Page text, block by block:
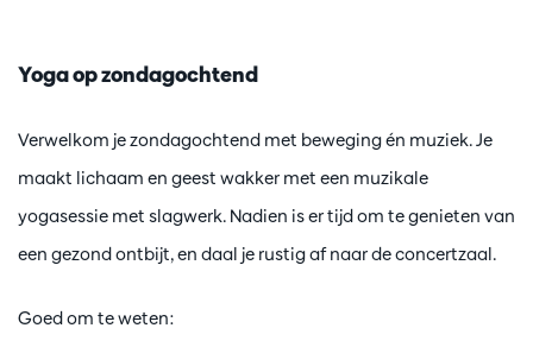
Yoga op zondagochtend
Verwelkom je zondagochtend met beweging én muziek. Je
maakt lichaam en geest wakker met een muzikale
yogasessie met slagwerk. Nadien is er tijd om te genieten van
een gezond ontbijt, en daal je rustig af naar de concertzaal.
Goed om te weten: